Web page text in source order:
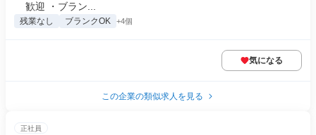
歓迎 ・ブラン...
残業なし ブランクOK +4個
気になる
この企業の類似求人を見る
正社員